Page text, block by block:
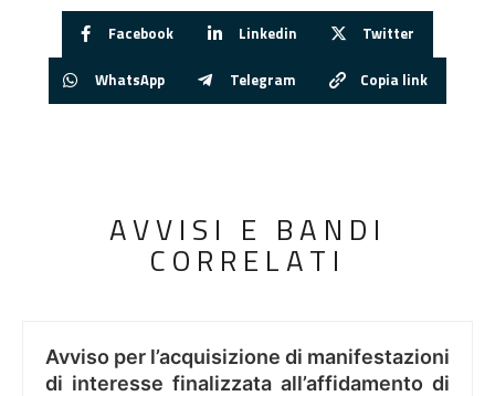
Facebook Linkedin Twitter
WhatsApp Telegram Copia link
AVVISI E BANDI
CORRELATI
Avviso per l’acquisizione di manifestazioni
di interesse finalizzata all’affidamento di